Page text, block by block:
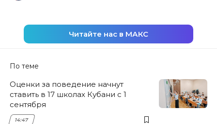
Читайте нас в МАКС
По теме
Оценки за поведение начнут
ставить в 17 школах Кубани с 1
сентября
14:47